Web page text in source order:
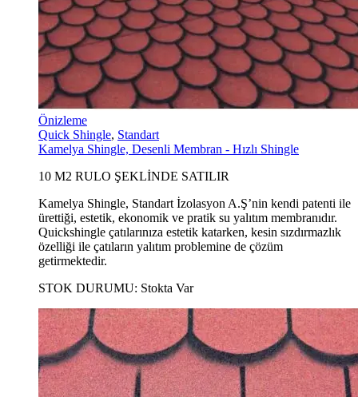
Önizleme
Quick Shingle, Standart
Kamelya Shingle, Desenli Membran - Hızlı Shingle
10 M2 RULO ŞEKLİNDE SATILIR
Kamelya Shingle, Standart İzolasyon A.Ş’nin kendi patenti ile
ürettiği, estetik, ekonomik ve pratik su yalıtım membranıdır.
Quickshingle çatılarınıza estetik katarken, kesin sızdırmazlık
özelliği ile çatıların yalıtım problemine de çözüm
getirmektedir.
STOK DURUMU: Stokta Var